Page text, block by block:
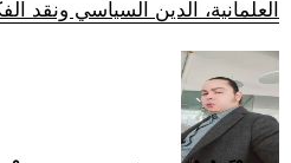
العلمانية، الدين السياسي ونقد